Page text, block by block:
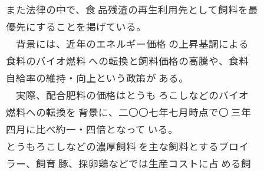
また法律の中で、食 品残渣の再生利用先として飼料を最
優先にすることを掲げている。
背景には、近年のエネルギー価格 の上昇基調による
食料のバイオ燃料 への転換と飼料価格の高騰や、食料
自給率の維持・向上という政策が ある。
実際、配合肥料の価格はとうも ろこしなどのバイオ
燃料への転換を 背景に、二〇〇七年七月時点で〇 三年
四月に比べ約一・四倍となって いる。
とうもろこしなどの濃厚飼料 を主な飼料とするブロイ
ラー、飼育 豚、採卵鶏などでは生産コストに占 める飼